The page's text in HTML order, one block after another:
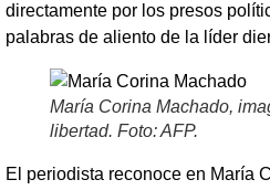
directamente por los presos
palabras de aliento de la líder
María Corina Machado,
libertad. Foto: AFP.
El periodista reconoce en María